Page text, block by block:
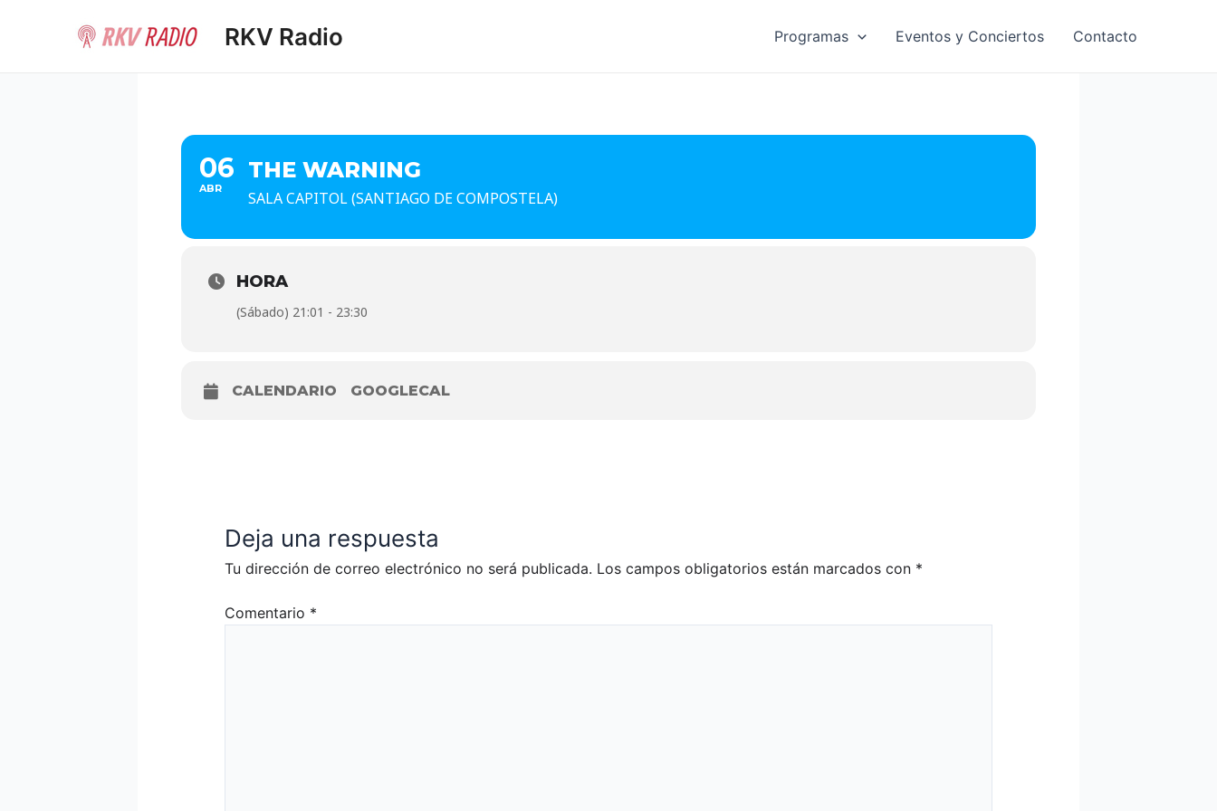
RKV Radio Programas Eventos y Conciertos Contacto
06
ABR
THE WARNING
SALA CAPITOL (SANTIAGO DE COMPOSTELA)
HORA
(Sábado) 21:01 - 23:30
CALENDARIO GOOGLECAL
Deja una respuesta
Tu dirección de correo electrónico no será publicada. Los campos obligatorios están marcados con *
Comentario *